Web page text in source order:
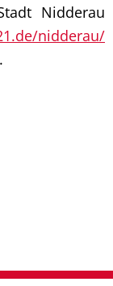
Nidderau
nidderau/